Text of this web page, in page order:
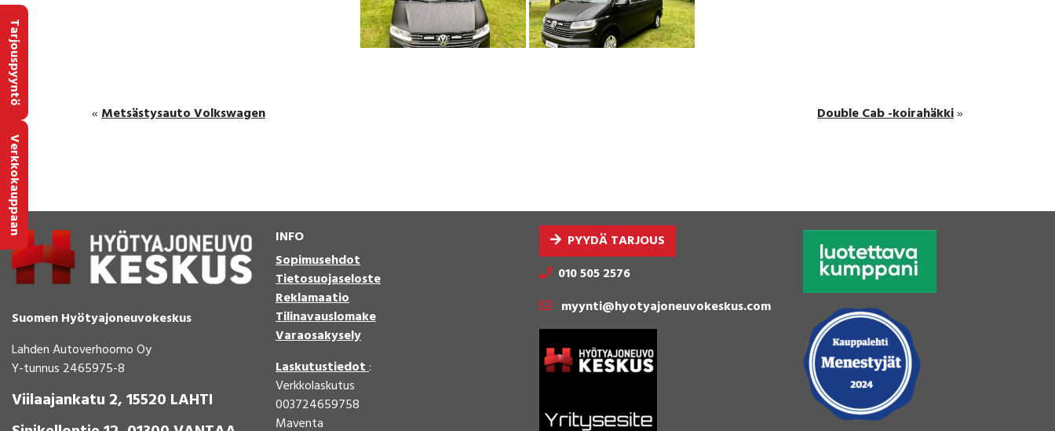
« Metsästysauto Volkswagen Double Cab -koirahäkki »
Suomen Hyötyajoneuvokeskus
Lahden Autoverhoomo Oy
Y-tunnus 2465975-8
Viilaajankatu 2, 15520 LAHTI
INFO
Sopimusehdot
Tietosuojaseloste
Reklamaatio
Tilinavauslomake
Varaosakysely
Laskutustiedot:
Verkkolaskutus
003724659758
Maventa
PYYDÄ TARJOUS
010 505 2576
myynti@hyotyajoneuvokeskus.com
Tarjouspyyntö
Verkkokauppaan